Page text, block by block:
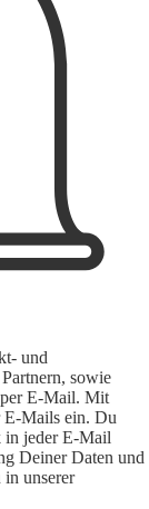
und
sowie
E-Mail. Mit
Mails ein. Du
in jeder E-Mail
Deiner Daten und
unserer